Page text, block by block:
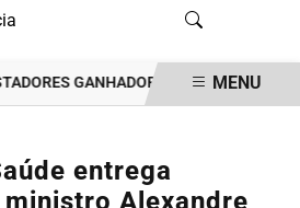
GANHADORES DE PRÊMIOS DE
MENU
entrega
Alexandre